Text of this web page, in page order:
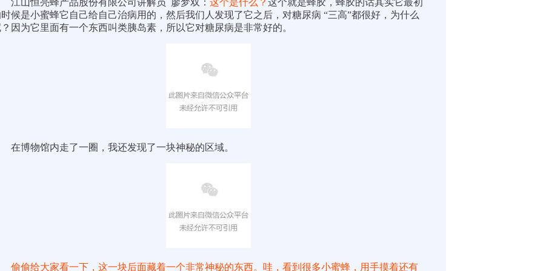
江山恒亮蜂产品股份有限公司讲解员 廖梦双： 这个是什么？ 这个就是蜂胶， 蜂胶的话其实它最初
候是小蜜蜂它自己给自己治病用的，然后我们人发现了它之后，对糖尿病 “三高”都很好， 为什么
因为它里面有一个东西叫类胰岛素，所以它对糖尿病是非常好的。
在博物馆内走了一圈，我还发现了一块神秘的区域。
偷偷给大家看一下，这一块后面藏着一个非常神秘的东西。哇，看到很多小蜜蜂，用手摸着还有